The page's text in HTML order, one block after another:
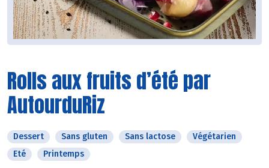
Rolls aux fruits d’été par
AutourduRiz
Dessert Sans gluten Sans lactose
Végétarien
Eté
Printemps